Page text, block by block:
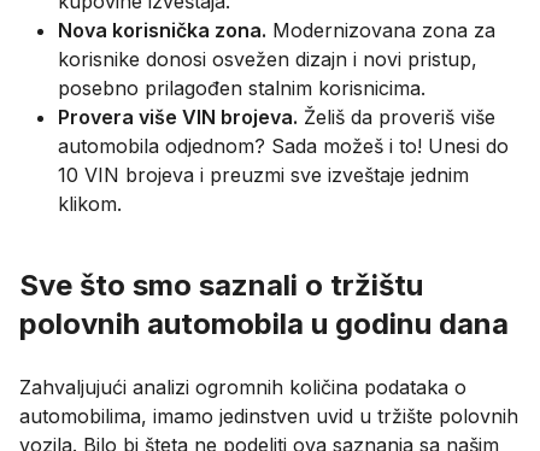
Nova korisnička zona. Modernizovana zona za
korisnike donosi osvežen dizajn i novi pristup,
posebno prilagođen stalnim korisnicima.
Provera više VIN brojeva. Želiš da proveriš više
automobila odjednom? Sada možeš i to! Unesi do
10 VIN brojeva i preuzmi sve izveštaje jednim
klikom.
Sve što smo saznali o tržištu
polovnih automobila u godinu dana
Zahvaljujući analizi ogromnih količina podataka o
automobilima, imamo jedinstven uvid u tržište polovnih
vozila. Bilo bi šteta ne podeliti ova saznanja sa našim